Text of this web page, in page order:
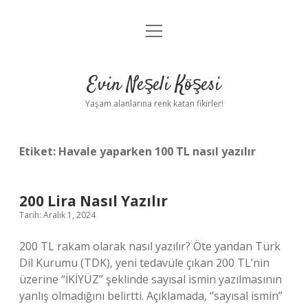
Anasayfa
Yasal Uyarı
menüyü
Evin Neşeli Köşesi
Yaşam alanlarına renk katan fikirler!
Etiket: Havale yaparken 100 TL nasıl yazılır
200 Lira Nasıl Yazılır
Tarih: Aralık 1, 2024
200 TL rakam olarak nasıl yazılır? Öte yandan Türk
Dil Kurumu (TDK), yeni tedavüle çıkan 200 TL’nin
üzerine “İKİYÜZ” şeklinde sayısal ismin yazılmasının
yanlış olmadığını belirtti. Açıklamada, “sayısal ismin”